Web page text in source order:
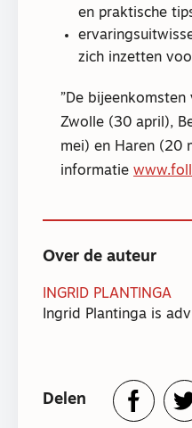
en praktische
zich inzetten
De bijeenkomsten
Zwolle (30 april),
mei) en Haren (20
informatie
Over de auteur
INGRID PLANTINGA
Ingrid Plantinga is
Delen